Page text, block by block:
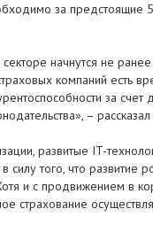
за предстоящие 5
начнутся не ранее
компаний есть
за
– рассказал
развитые IT-
того, что развитие
и с продвижением в
страхование